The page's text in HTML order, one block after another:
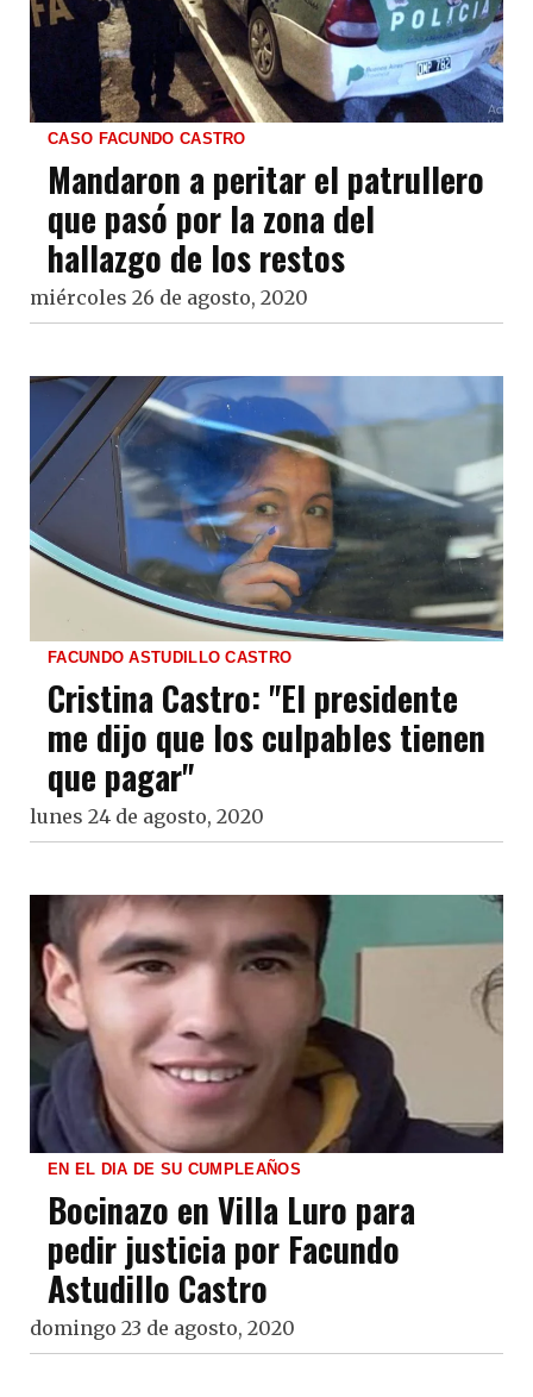
CASO FACUNDO CASTRO
Mandaron a peritar el patrullero
que pasó por la zona del
hallazgo de los restos
miércoles 26 de agosto, 2020
FACUNDO ASTUDILLO CASTRO
Cristina Castro: "El presidente
me dijo que los culpables tienen
que pagar"
lunes 24 de agosto, 2020
EN EL DIA DE SU CUMPLEAÑOS
Bocinazo en Villa Luro para
pedir justicia por Facundo
Astudillo Castro
domingo 23 de agosto, 2020